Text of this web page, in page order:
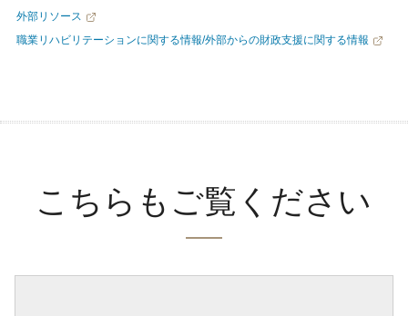
外部リソース
職業リハビリテーションに関する情報/外部からの財政支援に関する情報
こちらもご覧ください